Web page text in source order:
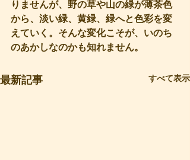
りませんが、野の草や山の緑が薄茶色
から、淡い緑、黄緑、緑へと色彩を変
えていく。そんな変化こそが、いのち
のあかしなのかも知れません。
最新記事 すべて表示